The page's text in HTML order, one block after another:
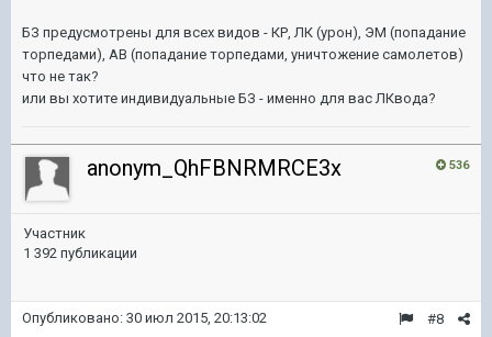
БЗ предусмотрены для всех видов - КР, ЛК (урон), ЭМ (попадание
торпедами), АВ (попадание торпедами, уничтожение самолетов)
что не так?
или вы хотите индивидуальные БЗ - именно для вас ЛКвода?
536
anonym_QhFBNRMRCE3x
Участник
1 392 публикации
#8
Опубликовано: 30 июл 2015, 20:13:02